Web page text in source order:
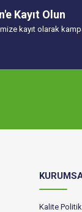
Kayıt Olun
kayıt olarak
Kalite